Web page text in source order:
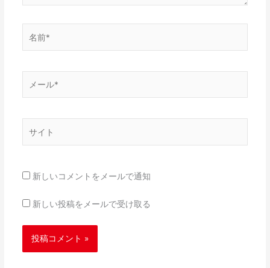
前
ー
*
新しいコメントをメールで通知
新しい投稿をメールで受け取る